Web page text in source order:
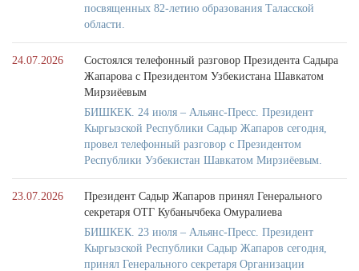
посвященных 82-летию образования Таласской
области.
24.07.2026
Состоялся телефонный разговор Президента Садыра
Жапарова с Президентом Узбекистана Шавкатом
Мирзиёевым
БИШКЕК. 24 июля – Альянс-Пресс. Президент
Кыргызской Республики Садыр Жапаров сегодня,
провел телефонный разговор с Президентом
Республики Узбекистан Шавкатом Мирзиёевым.
23.07.2026
Президент Садыр Жапаров принял Генерального
секретаря ОТГ Кубанычбека Омуралиева
БИШКЕК. 23 июля – Альянс-Пресс. Президент
Кыргызской Республики Садыр Жапаров сегодня,
принял Генерального секретаря Организации